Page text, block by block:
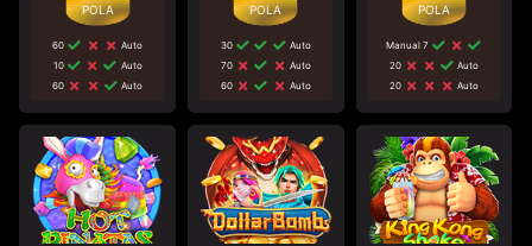
60
Auto
10
Auto
60
Auto
30
Auto
70
Auto
60
Auto
Manual 7
20
Auto
20
Auto